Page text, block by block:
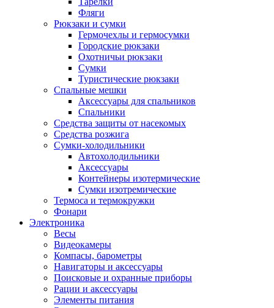
Фляги
Рюкзаки и сумки
Гермочехлы и гермосумки
Городские рюкзаки
Охотничьи рюкзаки
Сумки
Туристические рюкзаки
Спальные мешки
Аксессуары для спальников
Спальники
Средства защиты от насекомых
Средства розжига
Сумки-холодильники
Автохолодильники
Аксессуары
Контейнеры изотермические
Сумки изотремические
Термоса и термокружки
Фонари
Электроника
Весы
Видеокамеры
Компасы, барометры
Навигаторы и аксессуары
Поисковые и охранные приборы
Рации и аксессуары
Элементы питания